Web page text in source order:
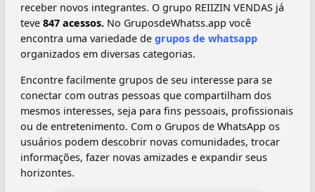
receber novos integrantes. O grupo REIIZIN VENDAS já
teve 847 acessos. No GruposdeWhatss.app você
encontra uma variedade de grupos de whatsapp
organizados em diversas categorias.
Encontre facilmente grupos de seu interesse para se
conectar com outras pessoas que compartilham dos
mesmos interesses, seja para fins pessoais, profissionais
ou de entretenimento. Com o Grupos de WhatsApp os
usuários podem descobrir novas comunidades, trocar
informações, fazer novas amizades e expandir seus
horizontes.